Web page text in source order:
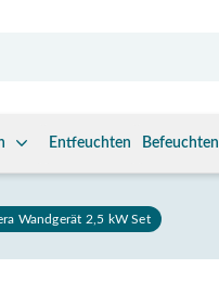
Entfeuchten Befeuchten
Wandgerät 2,5 kW Set